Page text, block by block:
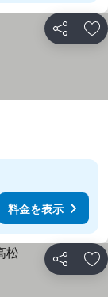
シェア お
料金を表示
シェア お